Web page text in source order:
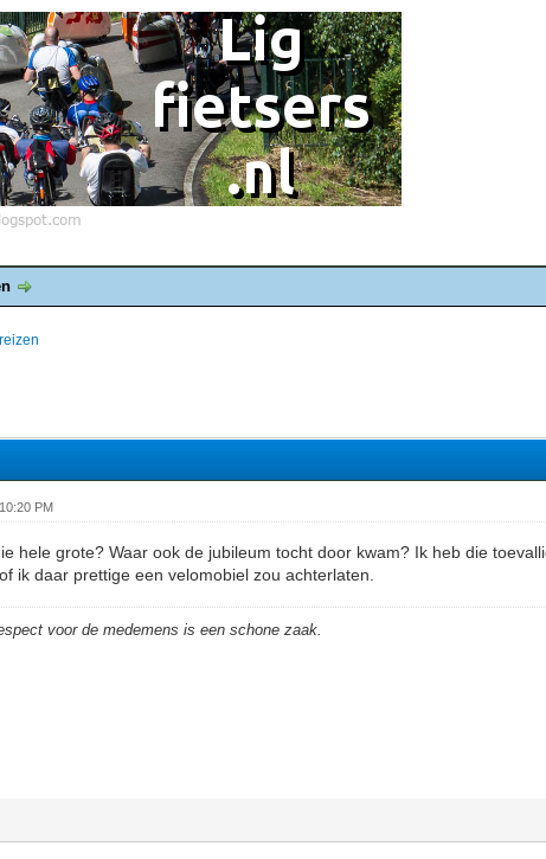
PM
hele grote? Waar ook de jubileum tocht door kwam? Ik heb die
ik daar prettige een velomobiel zou achterlaten.
voor de medemens is een schone zaak.